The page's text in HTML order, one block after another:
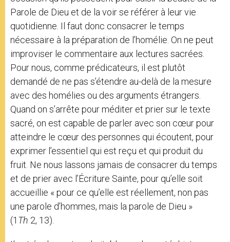
Parole de Dieu et de la voir se référer à leur vie
quotidienne. Il faut donc consacrer le temps
nécessaire à la préparation de l’homélie. On ne peut
improviser le commentaire aux lectures sacrées.
Pour nous, comme prédicateurs, il est plutôt
demandé de ne pas s’étendre au-delà de la mesure
avec des homélies ou des arguments étrangers.
Quand on s’arrête pour méditer et prier sur le texte
sacré, on est capable de parler avec son cœur pour
atteindre le cœur des personnes qui écoutent, pour
exprimer l’essentiel qui est reçu et qui produit du
fruit. Ne nous lassons jamais de consacrer du temps
et de prier avec l’Écriture Sainte, pour qu’elle soit
accueillie « pour ce qu’elle est réellement, non pas
une parole d’hommes, mais la parole de Dieu »
(1 Th 2, 13).